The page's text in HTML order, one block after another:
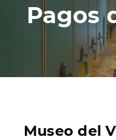
Pagos
Museo del